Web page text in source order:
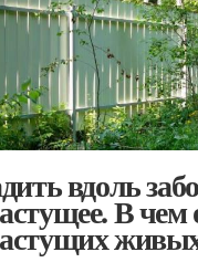
вдоль
В чем